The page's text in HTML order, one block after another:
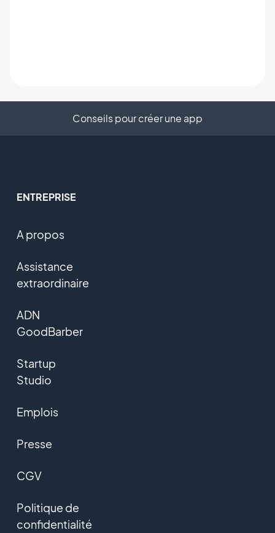
Conseils pour créer une app
ENTREPRISE
A propos
Assistance
extraordinaire
ADN
GoodBarber
Startup
Studio
Emplois
Presse
CGV
Politique de
confidentialité